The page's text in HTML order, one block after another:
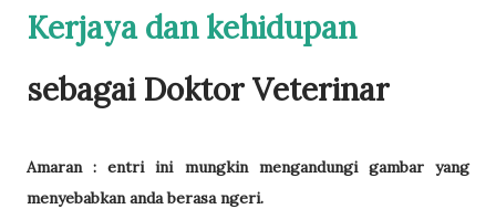
Kerjaya dan kehidupan
sebagai Doktor Veterinar
Amaran : entri ini mungkin mengandungi gambar yang
menyebabkan anda berasa ngeri.